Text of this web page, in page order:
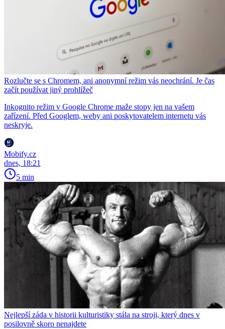
Rozlučte se s Chromem, ani anonymní režim vás neochrání. Je čas
začít používat jiný prohlížeč
Inkognito režim v Google Chrome maže stopy jen na vašem
zařízení. Před Googlem, weby ani poskytovatelem internetu vás
neskryje.
Mobify.cz
dnes, 18:21
5 min
Nejlepší záda v historii kulturistiky stála na stroji, který dnes v
posilovně skoro nenajdete